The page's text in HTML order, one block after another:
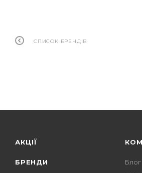
СПИСОК БРЕНДІВ
АКЦІЇ
БРЕНДИ
Блог